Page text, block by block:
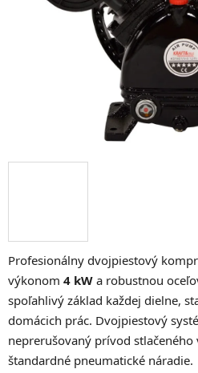
Profesionálny dvojpiestový
výkonom 4 kW a robustnou
spoľahlivý základ každej dielne,
domácich prác. Dvojpiestový
neprerušovaný prívod stlačeného
štandardné pneumatické náradie.